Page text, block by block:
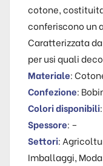
cotone,
conferiscono un
Caratterizzata
per usi quali
Materiale:
Confezione:
Colori disponibili
Spessore: –
Settori:
Imballaggi,